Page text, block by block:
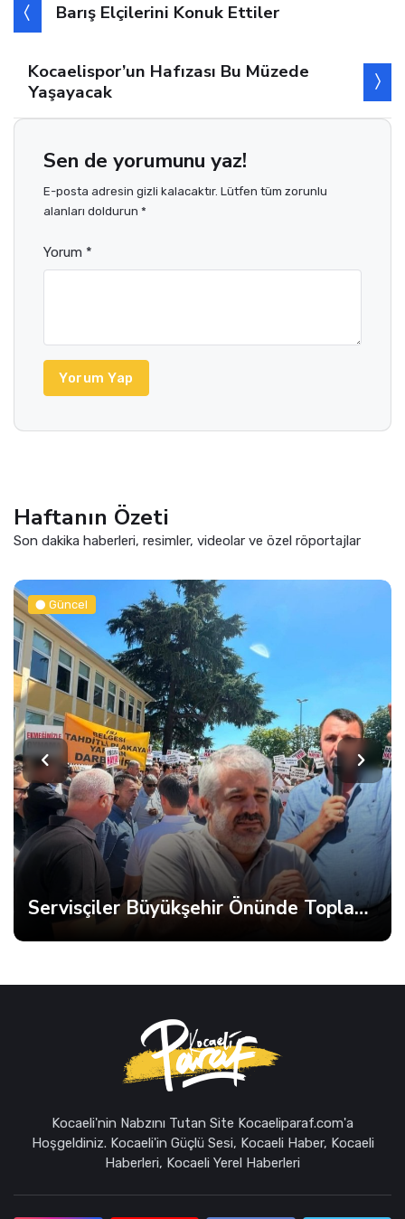
Barış Elçilerini Konuk Ettiler
Kocaelispor’un Hafızası Bu Müzede
Yaşayacak
Sen de yorumunu yaz!
E-posta adresin gizli kalacaktır. Lütfen tüm zorunlu
alanları doldurun *
Yorum *
Yorum Yap
Haftanın Özeti
Son dakika haberleri, resimler, videolar ve özel röportajlar
Güncel
Servisçiler Büyükşehir Önünde Toplandı, Gerginlik Yaşandı
Kocaeli'nin Nabzını Tutan Site Kocaeliparaf.com'a
Hoşgeldiniz. Kocaeli'in Güçlü Sesi, Kocaeli Haber, Kocaeli
Haberleri, Kocaeli Yerel Haberleri